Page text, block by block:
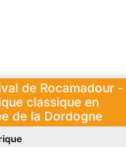
de Rocamadour -
classique en
de la Dordogne